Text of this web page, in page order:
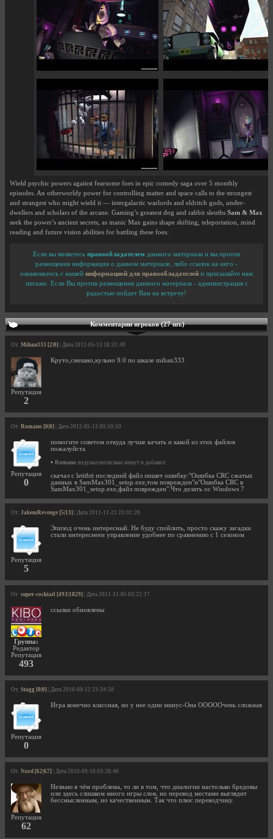
Wield psychic powers against fearsome foes in epic comedy saga over 5 monthly
episodes. An otherworldy power for controlling matter and space calls to the strongest
and strangest who might wield it — intergalactic warlords and eldritch gods, under-
dwellers and scholars of the arcane. Gaming’s greatest dog and rabbit sleuths Sam & Max
seek the power’s ancient secrets, as manic Max gains shape shifting, teleportation, mind
reading and future vision abilities for battling these foes.
Если вы являетесь правообладателем данного материала и вы против
размещения информации о данном материале, либо ссылок на него -
ознакомьтесь с нашей информацией для правообладателей и присылайте нам
письмо. Если Вы против размещения данного материала - администрация с
радостью пойдет Вам на встречу!
Комментарии игроков (27 шт.)
От: Mihan333 [2|0] | Дата 2012-05-13 18:31:49
Репутация
2
Круто,смешно,кульно 9.0 по шкале mihan333
От: Romano [0|0] | Дата 2012-05-13 00:50:50
Репутация
0
помогите советом откуда лучше качать и какой из этих файлов
пожалуйста
• Romano подумал несколько минут и добавил:
скачал с letitbit последний файл пишет ошибку:"Ошибка CRC сжатых
данных в SamMax301_setup.exe,том поврежден"и"Ошибка CRC в
SamMax301_setup.exe,файл поврежден".Что делать ос Windows 7
От: JakemRevenge [5|13] | Дата 2011-11-21 23:01:20
Репутация
5
Эпизод очень интересный. Не буду спойлить, просто скажу загадки
стали интереснееи управление удобнее по сравнению с 1 сезоном
От: super-cocktail [493|1829] | Дата 2011-11-05 03:22:17
Группа:
Редактор
Репутация
493
ссылки обновлены
От: Stagg [0|0] | Дата 2010-09-12 23:34:58
Репутация
0
Игра конечно классная, но у нее один минус-Она ОООООчень сложная
От: Nord [62|67] | Дата 2010-09-10 03:28:40
Репутация
62
Незнаю в чём проблема, то ли в том, что диалогии настолько бредовы
или здесь слишком много игры слов, но перевод местами выглядит
бессмысленным, но качественным. Так что плюс переводчику.